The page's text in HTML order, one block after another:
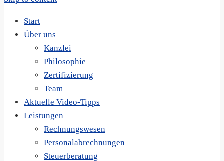
Start
Über uns
Kanzlei
Philosophie
Zertifizierung
Team
Aktuelle Video-Tipps
Leistungen
Rechnungswesen
Personalabrechnungen
Steuerberatung